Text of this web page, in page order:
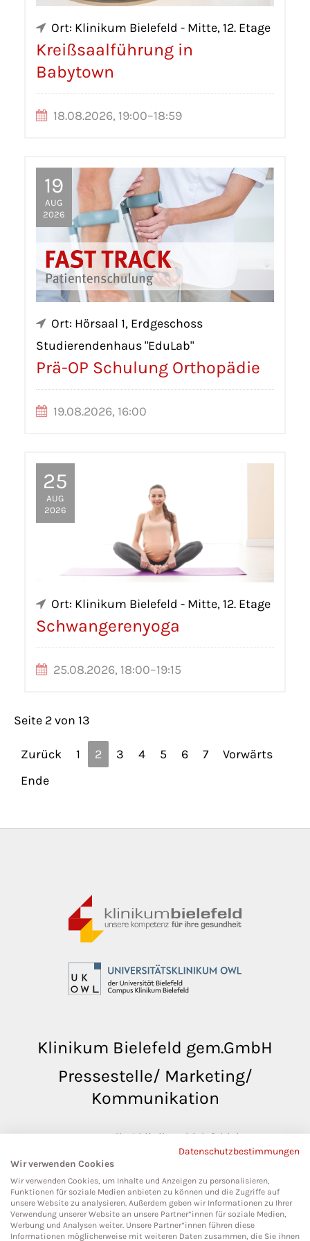
Ort: Klinikum Bielefeld - Mitte, 12. Etage
Kreißsaalführung in
Babytown
18.08.2026, 19:00–18:59
19
AUG
2026
Ort: Hörsaal 1, Erdgeschoss
Studierendenhaus "EduLab"
Prä-OP Schulung Orthopädie
19.08.2026, 16:00
25
AUG
2026
Ort: Klinikum Bielefeld - Mitte, 12. Etage
Schwangerenyoga
25.08.2026, 18:00–19:15
Seite 2 von 13
Zurück 1 2 3 4 5 6 7
Vorwärts
Ende
Klinikum Bielefeld gem.GmbH
Pressestelle/ Marketing/
Kommunikation
pressestelle@klinikumbielefeld.de
Teutoburger Str. 50
33604 Bielefeld
Datenschutzbestimmungen
Wir verwenden Cookies
Wir verwenden Cookies, um Inhalte und Anzeigen zu personalisieren,
Funktionen für soziale Medien anbieten zu können und die Zugriffe auf
unsere Website zu analysieren. Außerdem geben wir Informationen zu Ihrer
Verwendung unserer Website an unsere Partner*innen für soziale Medien,
Werbung und Analysen weiter. Unsere Partner*innen führen diese
Informationen möglicherweise mit weiteren Daten zusammen, die Sie ihnen